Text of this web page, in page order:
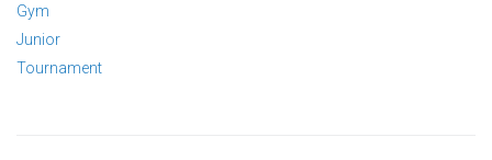
Gym
Junior
Tournament